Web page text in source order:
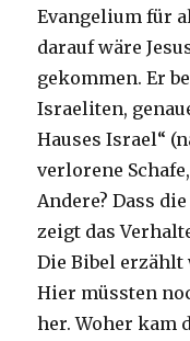
Evangelium für
darauf wäre
gekommen. Er
Israeliten,
Hauses Israel“
verlorene
Andere? Dass
zeigt das
Die Bibel
Hier müssten
her. Woher kam